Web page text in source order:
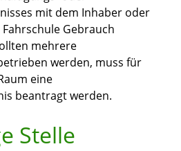
mit dem Inhaber oder
Gebrauch
mehrere
werden, muss für
eine
beantragt werden.
Stelle